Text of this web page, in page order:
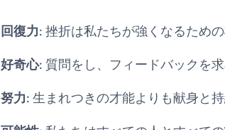
回復力: 挫折は私たちが強くなるため
好奇心: 質問をし、フィードバックを
努力: 生まれつきの才能よりも献身と